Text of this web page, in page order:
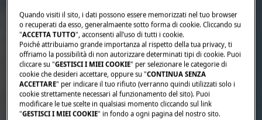
Quando visiti il sito, i dati possono essere memorizzati nel tuo browser
o recuperati da esso, generalmaente sotto forma di cookie. Cliccando su
"ACCETTA TUTTO", acconsenti all’uso di tutti i cookie.
Poiché attribuiamo grande importanza al rispetto della tua privacy, ti
offriamo la possibilità di non autorizzare determinati tipi di cookie. Puoi
cliccare su "GESTISCI I MIEI COOKIE" per selezionare le categorie di
cookie che desideri accettare, oppure su "CONTINUA SENZA
ACCETTARE" per indicare il tuo rifiuto (verranno quindi utilizzati solo i
cookie strettamente necessari al funzionamento del sito). Puoi
modificare le tue scelte in qualsiasi momento cliccando sul link
"GESTISCI I MIEI COOKIE" in fondo a ogni pagina del nostro sito.